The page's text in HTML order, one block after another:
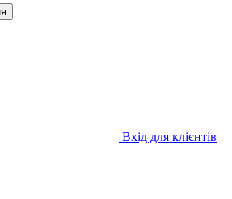
Вхід для клієнтів